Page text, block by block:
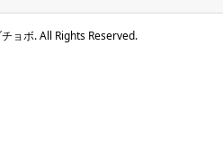
ョボ. All Rights Reserved.